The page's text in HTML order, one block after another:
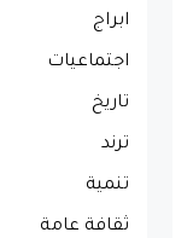
ابراج
اجتماعيات
تاريخ
ترند
تنمية
ثقافة عامة